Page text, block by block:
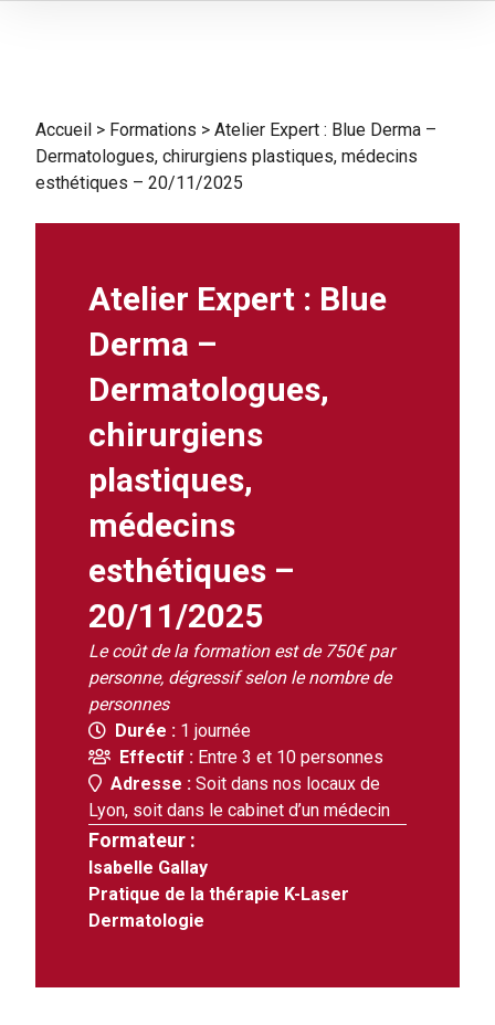
Accueil > Formations > Atelier Expert : Blue Derma –
Dermatologues, chirurgiens plastiques, médecins
esthétiques – 20/11/2025
Atelier Expert : Blue
Derma –
Dermatologues,
chirurgiens
plastiques,
médecins
esthétiques –
20/11/2025
Le coût de la formation est de 750€ par
personne, dégressif selon le nombre de
personnes
Durée : 1 journée
Effectif : Entre 3 et 10 personnes
Adresse : Soit dans nos locaux de
Lyon, soit dans le cabinet d’un médecin
Formateur :
Isabelle Gallay
Pratique de la thérapie K-Laser
Dermatologie